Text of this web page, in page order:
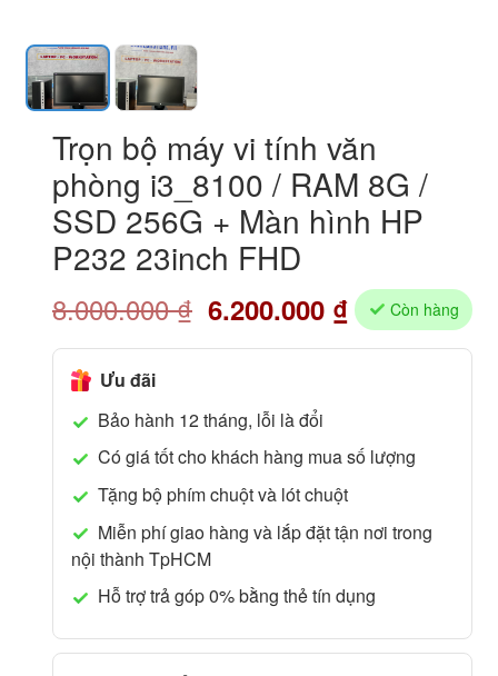
Trọn bộ máy vi tính văn
phòng i3_8100 / RAM 8G /
SSD 256G + Màn hình HP
P232 23inch FHD
8.000.000₫ 6.200.000 ₫ Còn hàng
Ưu đãi
Bảo hành 12 tháng, lỗi là đổi
Có giá tốt cho khách hàng mua số lượng
Tặng bộ phím chuột và lót chuột
Miễn phí giao hàng và lắp đặt tận nơi trong
nội thành TpHCM
Hỗ trợ trả góp 0% bằng thẻ tín dụng